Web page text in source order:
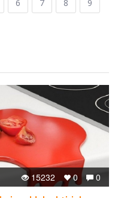
6 7 8
9
0
0
15232